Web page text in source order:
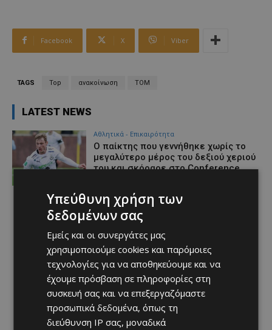
Facebook X Viber
TAGS Top ανακοίνωση ΤΟΜ
LATEST NEWS
Αθλητικά - Επικαιρότητα
Ο παίκτης που γεννήθηκε χωρίς το
μεγαλύτερο μέρος του δεξιού χεριού
του και σκόραρε στο Conference
Υπεύθυνη χρήση των
δεδομένων σας
Εμείς και οι συνεργάτες μας
χρησιμοποιούμε cookies και παρόμοιες
τεχνολογίες για να αποθηκεύουμε και να
έχουμε πρόσβαση σε πληροφορίες στη
συσκευή σας και να επεξεργαζόμαστε
προσωπικά δεδομένα, όπως τη
διεύθυνση IP σας, μοναδικά